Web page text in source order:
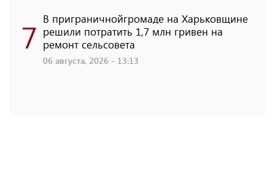
7 В приграничнойгромаде на Харьковщине
решили потратить 1,7 млн ​​гривен на
ремонт сельсовета
06 августа, 2026 - 13:13